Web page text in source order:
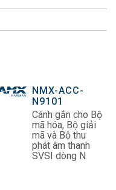
NMX-ACC-
N9101
Cánh gắn cho Bộ
mã hóa, Bộ giải
mã và Bộ thu
phát âm thanh
SVSI dòng N